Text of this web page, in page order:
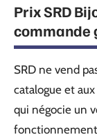
Prix SRD
commande
SRD ne vend
catalogue et aux
qui négocie un
fonctionnement